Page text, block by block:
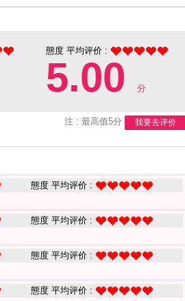
態度 平均评价 :
5.00 分
注 : 最高值5分 我要去评价
態度 平均评价 :
態度 平均评价 :
態度 平均评价 :
態度 平均评价 :